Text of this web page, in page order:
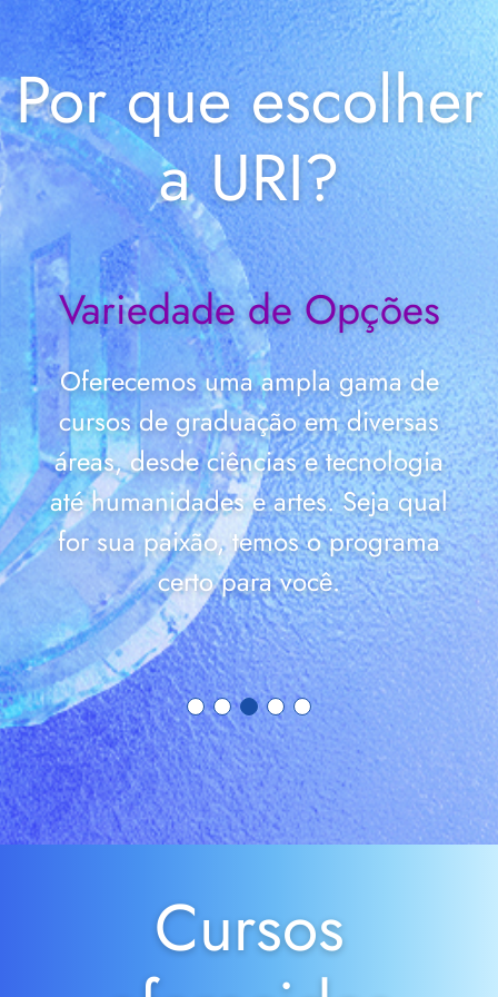
Por que escolher
a URI?
Experiência Prática
Oferecemos uma ampla gama de
cursos de graduação em diversas
áreas, desde ciências e tecnologia
até humanidades e artes. Seja qual
for sua paixão, temos o programa
certo para você.
Cursos